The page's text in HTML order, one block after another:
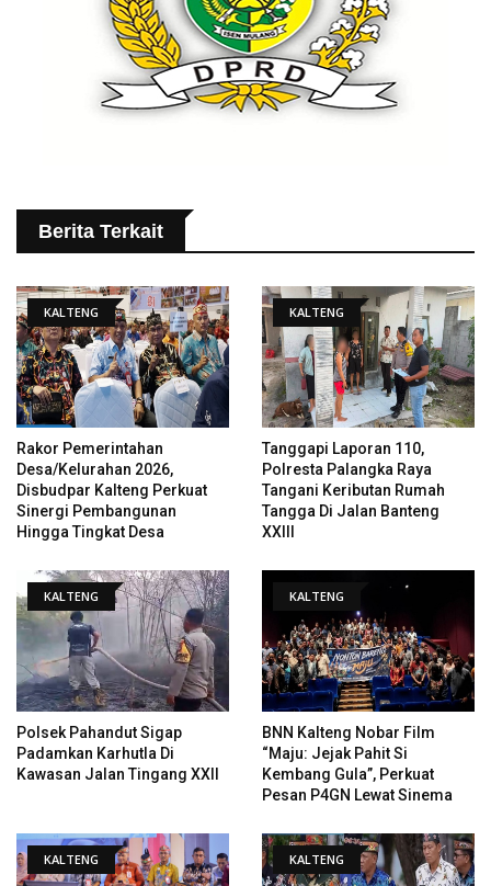
Berita Terkait
KALTENG
Rakor Pemerintahan
Desa/Kelurahan 2026,
Disbudpar Kalteng Perkuat
Sinergi Pembangunan
Hingga Tingkat Desa
KALTENG
Tanggapi Laporan 110,
Polresta Palangka Raya
Tangani Keributan Rumah
Tangga Di Jalan Banteng
XXIII
KALTENG
Polsek Pahandut Sigap
Padamkan Karhutla Di
Kawasan Jalan Tingang XXII
KALTENG
BNN Kalteng Nobar Film
“Maju: Jejak Pahit Si
Kembang Gula”, Perkuat
Pesan P4GN Lewat Sinema
KALTENG KALTENG